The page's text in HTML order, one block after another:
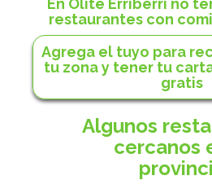
En Olite Erriberri no
restaurantes con
Agrega el tuyo para
tu zona y tener tu
gratis
Algunos
cercanos